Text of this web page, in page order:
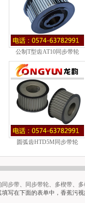
公制T型齿AT10同步带轮
圆弧齿HTD5M同步带轮
同步带、 同步带轮、 多楔带、
填写在下面的表单中，香蕉